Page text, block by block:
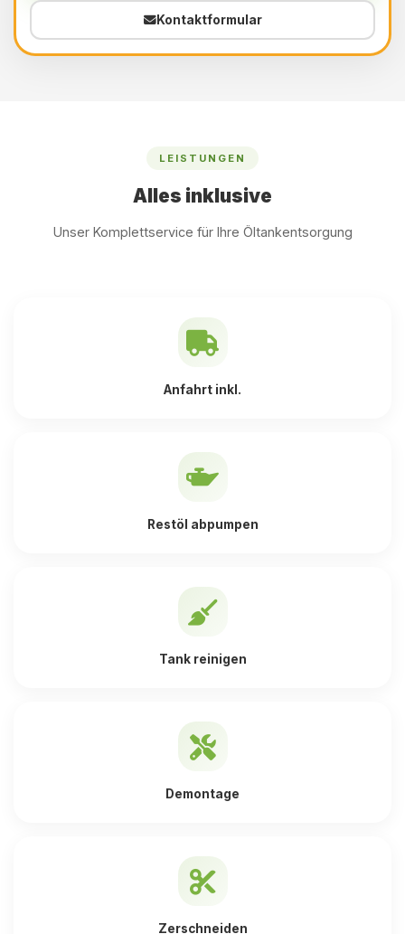
Kontaktformular
LEISTUNGEN
Alles inklusive
Unser Komplettservice für Ihre Öltankentsorgung
Anfahrt inkl.
Restöl abpumpen
Tank reinigen
Demontage
Zerschneiden